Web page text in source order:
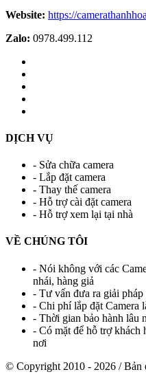
Website: https://
Zalo: 0978.499.112
DỊCH VỤ
- Sửa chữa camera
- Lắp đặt camera
- Thay thế camera
- Hỗ trợ cài đặt camera
- Hỗ trợ xem lại tại nhà
VỀ CHÚNG TÔI
- Nói không với các
nhái, hàng giả
- Tư vấn đưa ra giải
- Chi phí lắp đặt Camera
- Thời gian bảo hành lâu
- Có mặt để hỗ trợ khách
nơi
© Copyright 2010 - 2026 / Bản